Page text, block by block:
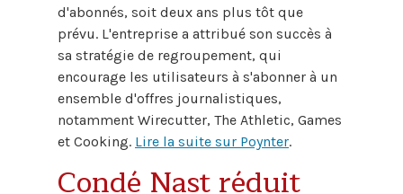
d'abonnés, soit deux ans plus tôt que
prévu. L'entreprise a attribué son succès à
sa stratégie de regroupement, qui
encourage les utilisateurs à s'abonner à un
ensemble d'offres journalistiques,
notamment Wirecutter, The Athletic, Games
et Cooking. Lire la suite sur Poynter.
Condé Nast réduit